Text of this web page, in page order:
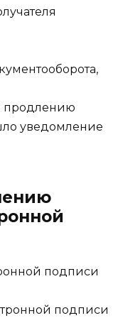
продлению
уведомление
подписи
подписи